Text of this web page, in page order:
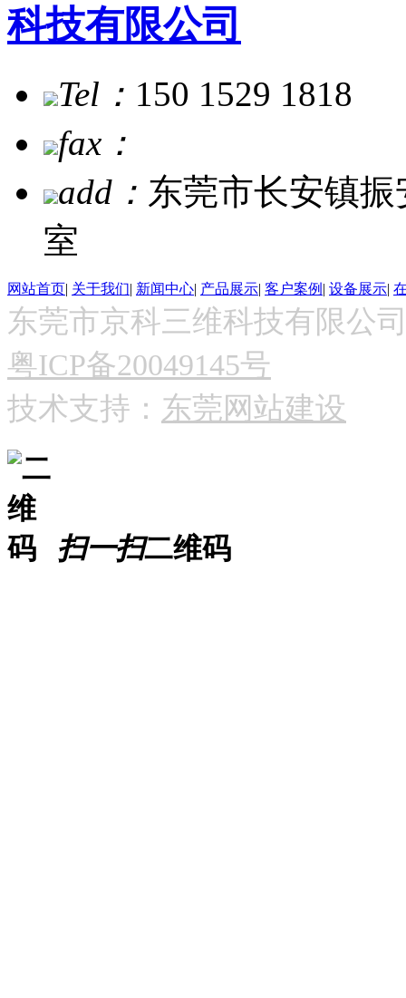
Tel： 150 1529 1818
fax：
add： 东莞市长安镇振
室
网站首页| 关于我们| 新闻中心| 产品展示| 客户案例 | 设备展示|
东莞市京科三维科技有限公
粤ICP备20049145号
技术支持： 东莞网站建设
扫一扫二维码